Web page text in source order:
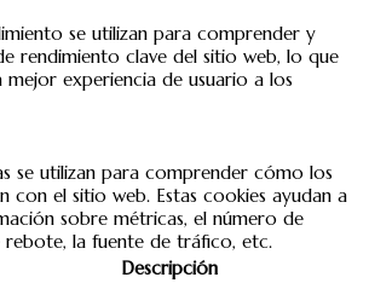
se utilizan para comprender y
rendimiento clave del sitio web, lo que
mejor experiencia de usuario a los
se utilizan para comprender cómo los
con el sitio web. Estas cookies ayudan a
sobre métricas, el número de
rebote, la fuente de tráfico, etc.
Descripción